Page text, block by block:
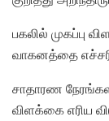
பகலில் முகப்பு
வாகனத்தை
சாதாரண
விளக்கை எரிய